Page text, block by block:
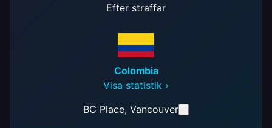
Efter straffar
Colombia
Visa statistik ›
BC Place, Vancouver